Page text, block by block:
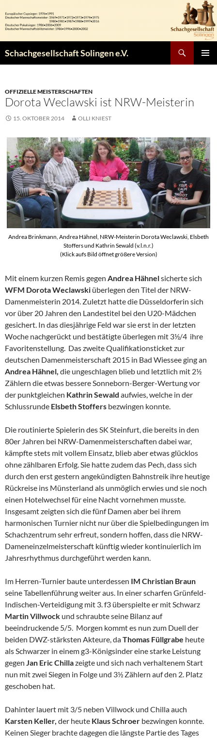
Inhalt
springen
Schachgesellschaft Solingen e.V.
OFFIZIELLE MEISTERSCHAFTEN
Dorota Weclawski ist NRW-Meisterin
15. OKTOBER 2014 OLLI KNIEST
Andrea Brinkmann, Andrea Hähnel, NRW-Meisterin Dorota Weclawski, Elsbeth
Stoffers und Kathrin Sewald (v.l.n.r.)
(Klick aufs Bild öffnet größere Version)
Mit einem kurzen Remis gegen Andrea Hähnelsicherte sich
WFM Dorota Weclawski überlegen den Titel der NRW-
Damenmeisterin 2014. Zuletzt hatte die Düsseldorferin sich
vor über 20 Jahren den Landestitel bei den U20-Mädchen
gesichert. In das diesjährige Feld war sie erst in der letzten
Woche nachgerückt und bestätigte überlegen mit 3½/4 ihre
Favoritenstellung. Das zweite Qualifikationsticket zur
deutschen Damenmeisterschaft 2015 in Bad Wiessee ging an
Andrea Hähnel, die ungeschlagen blieb und letztlich mit 2½
Zählern die etwas bessere Sonneborn-Berger-Wertung vor
der punktgleichen Kathrin Sewald aufwies, welche in der
Schlussrunde Elsbeth Stoffers bezwingen konnte.
Die routinierte Spielerin des SK Steinfurt, die bereits in den
80er Jahren bei NRW-Damenmeisterschaften dabei war,
kämpfte stets mit vollem Einsatz, blieb aber etwas glücklos
ohne zählbaren Erfolg. Sie hatte zudem das Pech, dass sich
durch den erst gestern angekündigten Bahnstreik ihre heutige
Rückreise ins Münsterland als unmöglich erwies und sie noch
einen Hotelwechsel für eine Nacht vornehmen musste.
Insgesamt zeigten sich die fünf Damen aber bei ihrem
harmonischen Turnier nicht nur über die Spielbedingungen im
Schachzentrum sehr erfreut, sondern hoffen, dass die NRW-
Dameneinzelmeisterschaft künftig wieder kontinuierlich im
Jahresrhythmus durchgeführt werden kann.
Im Herren-Turnier baute unterdessen IM Christian Braun
seine Tabellenführung weiter aus. In einer scharfen Grünfeld-
Indischen-Verteidigung mit 3. f3 überspielte er mit Schwarz
Martin Villwock und schraubte seine Bilanz auf
beeindruckende 5/5. Morgen kommt es nun zum Duell der
beiden DWZ-stärksten Akteure, daThomas Füllgrabe heute
als Schwarzer in einem g3-Königsinder eine starke Leistung
gegen Jan Eric Chillazeigte und sich nach verhaltenem Start
nun mit zwei Siegen in Folge und 3½ Zählern auf den 2. Platz
geschoben hat.
Dahinter lauert mit 3/5 neben Villwock und Chilla auch
Karsten Keller, der heute Klaus Schroer bezwingen konnte.
Keinen Sieger brachte dagegen die längste Partie des Tages